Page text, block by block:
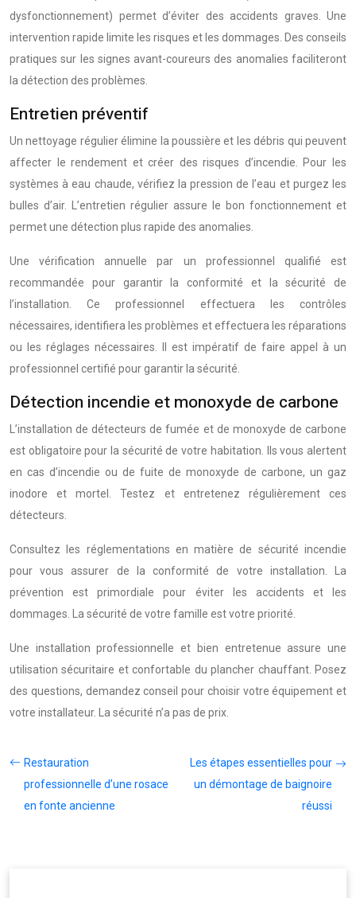
dysfonctionnement) permet d’éviter des accidents graves. Une
intervention rapide limite les risques et les dommages. Des conseils
pratiques sur les signes avant-coureurs des anomalies faciliteront
la détection des problèmes.
Entretien préventif
Un nettoyage régulier élimine la poussière et les débris qui peuvent
affecter le rendement et créer des risques d’incendie. Pour les
systèmes à eau chaude, vérifiez la pression de l’eau et purgez les
bulles d’air. L’entretien régulier assure le bon fonctionnement et
permet une détection plus rapide des anomalies.
Une vérification annuelle par un professionnel qualifié est
recommandée pour garantir la conformité et la sécurité de
l’installation. Ce professionnel effectuera les contrôles
nécessaires, identifiera les problèmes et effectuera les réparations
ou les réglages nécessaires. Il est impératif de faire appel à un
professionnel certifié pour garantir la sécurité.
Détection incendie et monoxyde de carbone
L’installation de détecteurs de fumée et de monoxyde de carbone
est obligatoire pour la sécurité de votre habitation. Ils vous alertent
en cas d’incendie ou de fuite de monoxyde de carbone, un gaz
inodore et mortel. Testez et entretenez régulièrement ces
détecteurs.
Consultez les réglementations en matière de sécurité incendie
pour vous assurer de la conformité de votre installation. La
prévention est primordiale pour éviter les accidents et les
dommages. La sécurité de votre famille est votre priorité.
Une installation professionnelle et bien entretenue assure une
utilisation sécuritaire et confortable du plancher chauffant. Posez
des questions, demandez conseil pour choisir votre équipement et
votre installateur. La sécurité n’a pas de prix.
Restauration
professionnelle d’une rosace
en fonte ancienne
Les étapes essentielles pour
un démontage de baignoire
réussi